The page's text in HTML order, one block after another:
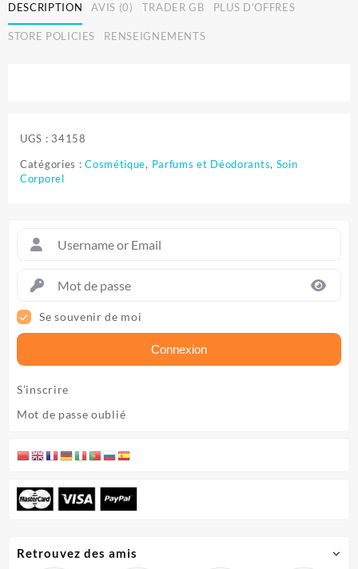
Se souvenir de moi
Connexion
S’inscrire
Mot de passe oublié
DESCRIPTION AVIS (0) TRADER GB PLUS D'OFFRES
STORE POLICIES RENSEIGNEMENTS
UGS : 34158
Catégories :Cosmétique, Parfums et Déodorants, Soin
Corporel
Retrouvez des amis